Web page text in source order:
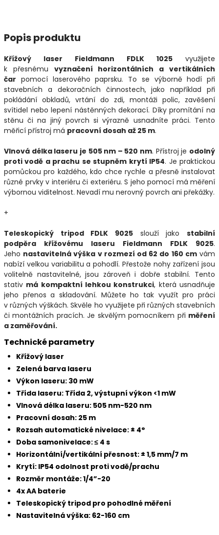
Popis produktu
Křížový laser Fieldmann FDLK 1025 využijete
k přesnému vyznačení horizontálních a vertikálních
čar pomocí laserového paprsku. To se výborně hodí při
stavebních a dekoračních činnostech, jako například při
pokládání obkladů, vrtání do zdi, montáži polic, zavěšení
svítidel nebo lepení nástěnných dekorací. Díky promítání na
stěnu či na jiný povrch si výrazně usnadníte práci. Tento
měřicí přístroj má pracovní dosah až 25 m.
Vlnová délka laseru je 505 nm – 520 nm. Přístroj je odolný
proti vodě a prachu se stupněm krytí IP54. Je praktickou
pomůckou pro každého, kdo chce rychle a přesně instalovat
různé prvky v interiéru či exteriéru. S jeho pomocí má měření
výbornou viditelnost. Nevadí mu nerovný povrch ani překážky.
+
Teleskopický tripod FDLK 9025 slouží jako stabilní
podpěra křížovému laseru Fieldmann FDLK 9025.
Jeho nastavitelná výška v rozmezí od 62 do 160 cmvám
nabízí velkou variabilitu a pohodlí. Přestože nohy zařízení jsou
volitelně nastavitelné, jsou zároveň i dobře stabilní. Tento
stativ má kompaktní lehkou konstrukci, která usnadňuje
jeho přenos a skladování. Můžete ho tak využít pro práci
v různých výškách. Skvěle ho využijete při různých stavebních
či montážních pracích. Je skvělým pomocníkem při měření
a zaměřování.
Technické parametry
Křížový laser
Zelená barva laseru
Výkon laseru: 30 mW
Třída laseru: Třída 2, výstupní výkon <1 mW
Vlnová délka laseru: 505 nm-520 nm
Pracovní dosah: 25 m
Rozsah automatické nivelace: ± 4°
Doba samonivelace: ≤ 4 s
Horizontální/vertikální přesnost: ± 1,5 mm/7 m
Krytí: IP54 odolnost proti vodě/prachu
Rozměr montáže: 1/4”-20
4x AA baterie
Teleskopický tripod pro pohodlné měření
Nastavitelná výška: 62-160 cm